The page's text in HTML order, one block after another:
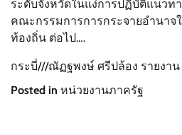
ระดับจังหวัดในแง่การปฏิบัติแนวท
คณะกรรมการการกระจายอำนาจ
ท้องถิ่น ต่อไป….
กระบี่///ณัฏฐพงษ์ ศรีปล้อง รายงาน
Posted in หน่วยงานภาครัฐ